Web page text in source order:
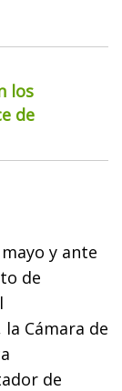
los
de
y ante
de
Cámara de
de